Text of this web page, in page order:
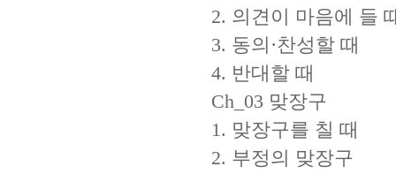
2. 의견이 마음에 들
3. 동의·찬성할 때
4. 반대할 때
Ch_03 맞장구
1. 맞장구를 칠 때
2. 부정의 맞장구